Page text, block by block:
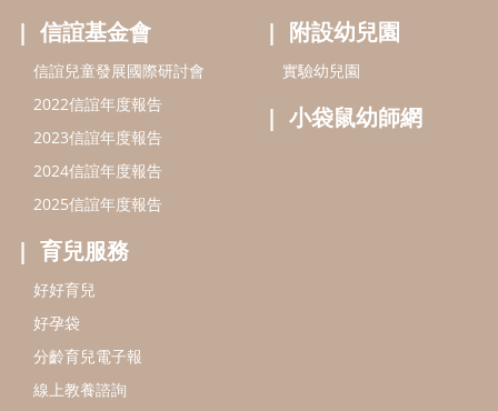
好孕袋
分齡育兒電子報
線上教養諮詢
出版服務
信誼基金出版社
閱讀推廣
Bookstart閱讀起步走
信誼幼兒文學獎
信誼兒童動畫獎
小袋鼠說故事劇團